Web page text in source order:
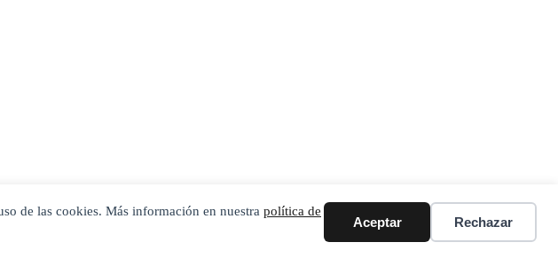
de las cookies. Más información en nuestra política de
Aceptar Rechazar